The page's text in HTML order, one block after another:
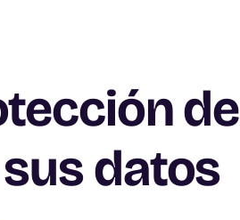
de
datos